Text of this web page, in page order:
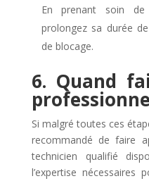
En prenant soin
prolongez sa durée
de blocage.
6. Quand
Si malgré toutes ces
recommandé de faire
technicien qualifié
l’expertise